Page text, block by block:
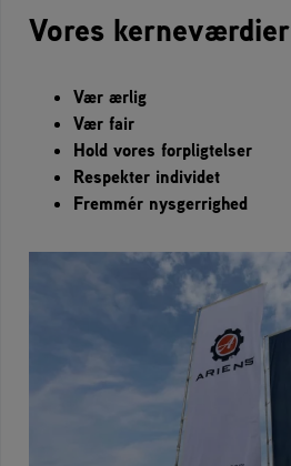
Vores kerneværdier
Vær ærlig
Vær fair
Hold vores forpligtelser
Respekter individet
Fremmér nysgerrighed